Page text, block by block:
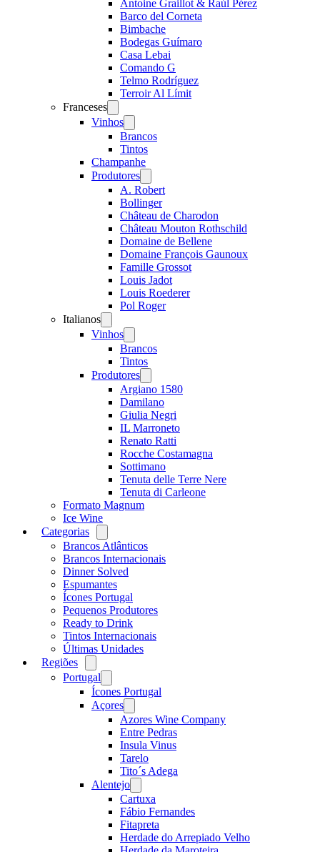
Antoine Graillot & Raúl Pérez
Barco del Corneta
Bimbache
Bodegas Guímaro
Casa Lebai
Comando G
Telmo Rodríguez
Terroir Al Límit
Franceses
menu
Vinhos
menu
Brancos
Tintos
Champanhe
Produtores
menu
A. Robert
Bollinger
Château de Charodon
Château Mouton Rothschild
Domaine de Bellene
Domaine François Gaunoux
Famille Grossot
Louis Jadot
Louis Roederer
Pol Roger
Italianos
menu
Vinhos
menu
Brancos
Tintos
Produtores
menu
Argiano 1580
Damilano
Giulia Negri
IL Marroneto
Renato Ratti
Rocche Costamagna
Sottimano
Tenuta delle Terre Nere
Tenuta di Carleone
Formato Magnum
Ice Wine
Categorias
menu
Brancos Atlânticos
Brancos Internacionais
Dinner Solved
Espumantes
Ícones Portugal
Pequenos Produtores
Ready to Drink
Tintos Internacionais
Últimas Unidades
Regiões
menu
Portugal
menu
Ícones Portugal
Açores
menu
Azores Wine Company
Entre Pedras
Insula Vinus
Tarelo
Tito´s Adega
Alentejo
menu
Cartuxa
Fábio Fernandes
Fitapreta
Herdade do Arrepiado Velho